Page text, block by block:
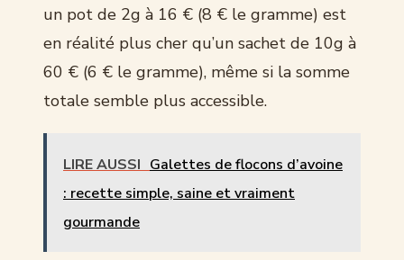
un pot de 2g à 16 € (8 € le gramme) est
en réalité plus cher qu’un sachet de 10g à
60 € (6 € le gramme), même si la somme
totale semble plus accessible.
LIRE AUSSI Galettes de flocons d’avoine
: recette simple, saine et vraiment
gourmande